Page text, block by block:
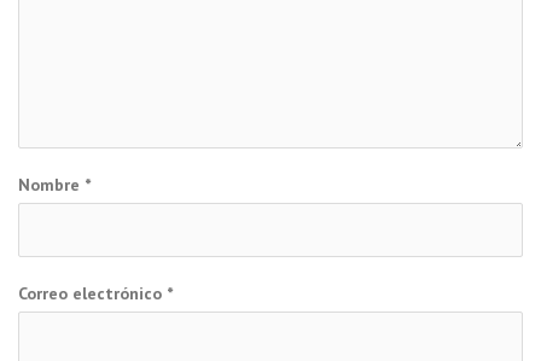
Nombre *
Correo electrónico *